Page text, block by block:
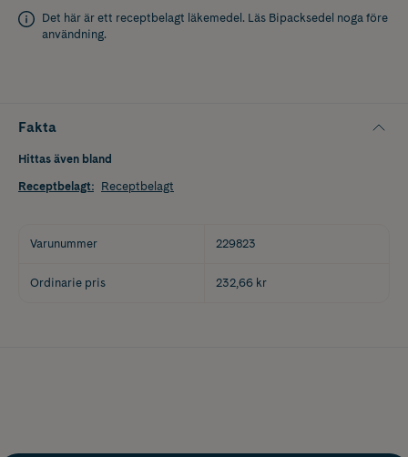
Det här är ett receptbelagt läkemedel. Läs Bipacksedel noga före
användning.
Fakta
Hittas även bland
Receptbelagt: Receptbelagt
Varunummer 229823
Ordinarie pris 232,66 kr